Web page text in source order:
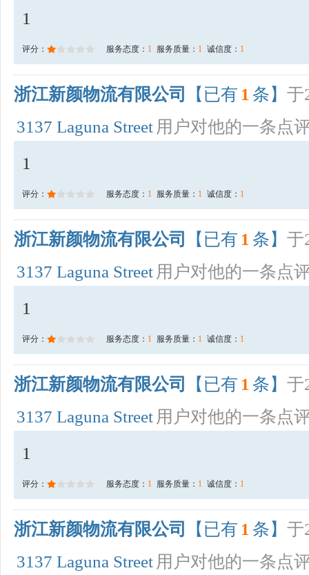
1
评分： 服务态度： 1 服务质量： 1 诚信度： 1
浙江新颜物流有限公司 【已有 1 条】 于
3137 Laguna Street 用户对他的一条点
1
评分： 服务态度： 1 服务质量： 1 诚信度： 1
浙江新颜物流有限公司 【已有 1 条】 于
3137 Laguna Street 用户对他的一条点
1
评分： 服务态度： 1 服务质量： 1 诚信度： 1
浙江新颜物流有限公司 【已有 1 条】 于
3137 Laguna Street 用户对他的一条点
1
评分： 服务态度： 1 服务质量： 1 诚信度： 1
浙江新颜物流有限公司 【已有 1 条】 于
3137 Laguna Street 用户对他的一条点